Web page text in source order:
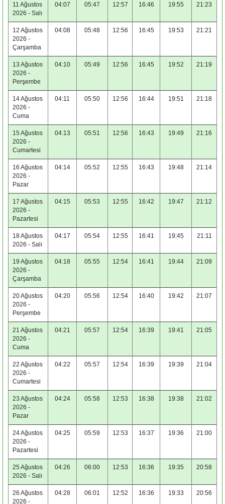
11 Ağustos
2026 - Salı
04:07 05:47 12:57 16:46 19:55 21:23
12 Ağustos
2026 -
Çarşamba
04:08 05:48 12:56 16:45 19:53 21:21
13 Ağustos
2026 -
Perşembe
04:10 05:49 12:56 16:45 19:52 21:19
14 Ağustos
2026 -
Cuma
04:11 05:50 12:56 16:44 19:51 21:18
15 Ağustos
2026 -
Cumartesi
04:13 05:51 12:56 16:43 19:49 21:16
16 Ağustos
2026 -
Pazar
04:14 05:52 12:55 16:43 19:48 21:14
17 Ağustos
2026 -
Pazartesi
04:15 05:53 12:55 16:42 19:47 21:12
18 Ağustos
2026 - Salı
04:17 05:54 12:55 16:41 19:45 21:11
19 Ağustos
2026 -
Çarşamba
04:18 05:55 12:54 16:41 19:44 21:09
20 Ağustos
2026 -
Perşembe
04:20 05:56 12:54 16:40 19:42 21:07
21 Ağustos
2026 -
Cuma
04:21 05:57 12:54 16:39 19:41 21:05
22 Ağustos
2026 -
Cumartesi
04:22 05:57 12:54 16:39 19:39 21:04
23 Ağustos
2026 -
Pazar
04:24 05:58 12:53 16:38 19:38 21:02
24 Ağustos
2026 -
Pazartesi
04:25 05:59 12:53 16:37 19:36 21:00
25 Ağustos
2026 - Salı
04:26 06:00 12:53 16:36 19:35 20:58
26 Ağustos
2026 -
04:28 06:01 12:52 16:36 19:33 20:56